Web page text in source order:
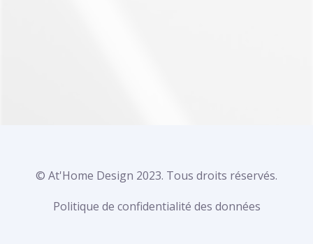
© At'Home Design 2023. Tous droits réservés.
Politique de confidentialité des données